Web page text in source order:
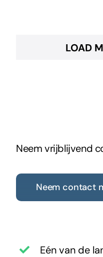
LOAD
Neem vrijblijvend
Neem contact
Eén van de